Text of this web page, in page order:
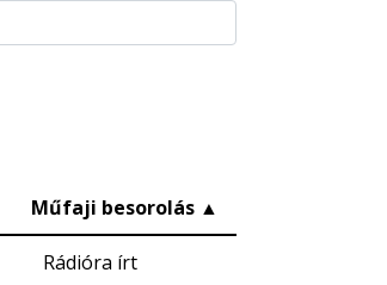
Műfaji besorolás ▲
Rádióra írt